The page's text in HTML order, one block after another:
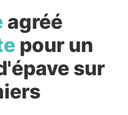
agréé
pour un
sur